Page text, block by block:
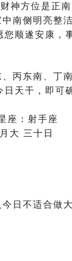
神方位是正南
南侧明亮整
顺遂安康，
丙东南、丁
天干，即可
座：射手座
大 三十日
日不适合做大